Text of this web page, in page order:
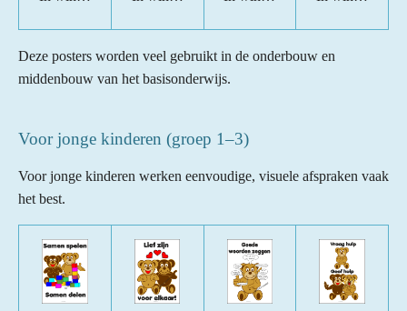
Deze posters worden veel gebruikt in de onderbouw en
middenbouw van het basisonderwijs.
Voor jonge kinderen (groep 1–3)
Voor jonge kinderen werken eenvoudige, visuele afspraken vaak
het best.